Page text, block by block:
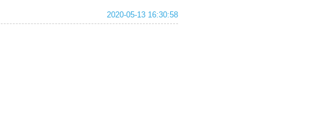
2020-05-13 16:30:58